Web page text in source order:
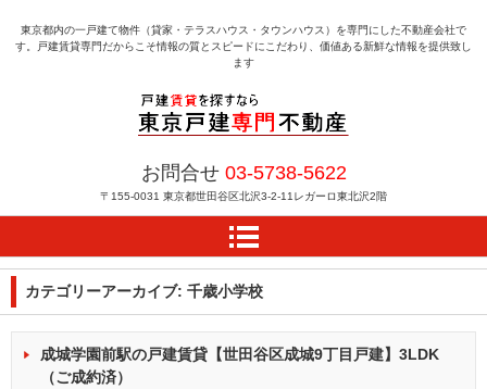
戸建賃貸を探すなら東京
戸建専門不動産
東京都内の一戸建て物件（貸家・テラスハウス・タウンハウス）を専門にした不動産会社で
す。戸建賃貸専門だからこそ情報の質とスピードにこだわり、価値ある新鮮な情報を提供致し
ます
お問合せ 03-5738-5622
〒155-0031 東京都世田谷区北沢3-2-11レガーロ東北沢2階
カテゴリーアーカイブ: 千歳小学校
成城学園前駅の戸建賃貸【世田谷区成城9丁目戸建】3LDK
（ご成約済）